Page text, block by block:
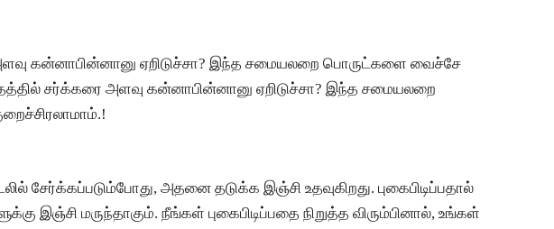
கன்னாபின்னானு ஏறிடுச்சா? இந்த சமையலறை பொருட்களை வைச்சே
சர்க்கரை அளவு கன்னாபின்னானு ஏறிடுச்சா? இந்த சமையலறை
சேர்க்கப்படும்போது, ​​​​அதனை தடுக்க இஞ்சி உதவுகிறது. புகைபிடிப்பதால்
இஞ்சி மருந்தாகும். நீங்கள் புகைபிடிப்பதை நிறுத்த விரும்பினால், உங்கள்